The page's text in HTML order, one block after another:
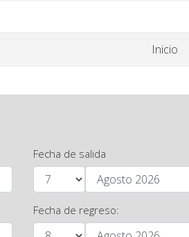
Inicio
Fecha de salida
Fecha de regreso: